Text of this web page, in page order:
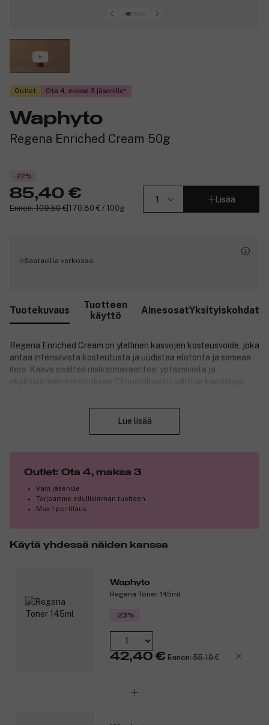
Outlet Ota 4, maksa 3 jäsenille
Waphyto
Regena Enriched Cream 50g
-22%
85,40 €
Ennen: 109,50 € 170,80 € / 100g
Lisää
Saatavilla verkossa
Tuotekuvaus
Tuotteen
käyttö
AinesosatYksityiskohdat
Regena Enriched Cream on ylellinen kasvojen kosteusvoide, joka
antaa intensiivistä kosteutusta ja uudistaa elotonta ja sameaa
ihoa. Kaava sisältää riisikermavaahtoa, yötaimivoita ja
eksklusiivisen sekoituksen 13 huolellisesti valittua kasviöljyä,
kosteuttavia ainesosia, kuten someiyoshinoa, suizenjinoria ja
Sopii erityisesti kypsälle, kuivalle tai elottomalle iholle.
Tuotenumero: 3325955
Lue lisää
Outlet: Ota 4, maksa 3
Vain jäsenille
Tarjoamme edullisimman tuotteen.
Max 1 per tilaus.
Käytä yhdessä näiden kanssa
Waphyto
Regena Toner 145ml
-23%
42,40 € Ennen: 55,10 €